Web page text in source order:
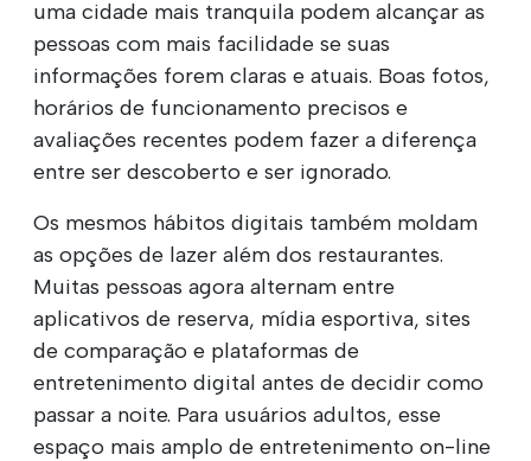
uma cidade mais tranquila podem alcançar as
pessoas com mais facilidade se suas
informações forem claras e atuais. Boas fotos,
horários de funcionamento precisos e
avaliações recentes podem fazer a diferença
entre ser descoberto e ser ignorado.
Os mesmos hábitos digitais também moldam
as opções de lazer além dos restaurantes.
Muitas pessoas agora alternam entre
aplicativos de reserva, mídia esportiva, sites
de comparação e plataformas de
entretenimento digital antes de decidir como
passar a noite. Para usuários adultos, esse
espaço mais amplo de entretenimento on-line